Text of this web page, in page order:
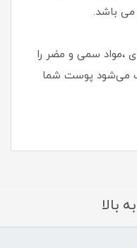
باشد.
،مواد سمی و مضر را
می‌شود پوست شما
بالا